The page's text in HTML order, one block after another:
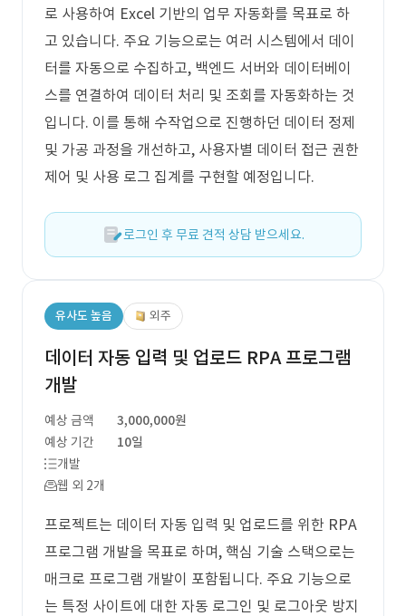
로 사용하여 Excel 기반의 업무 자동화를 목표로 하
고 있습니다. 주요 기능으로는 여러 시스템에서 데이
터를 자동으로 수집하고, 백엔드 서버와 데이터베이
스를 연결하여 데이터 처리 및 조회를 자동화하는 것
입니다. 이를 통해 수작업으로 진행하던 데이터 정제
및 가공 과정을 개선하고, 사용자별 데이터 접근 권한
제어 및 사용 로그 집계를 구현할 예정입니다.
로그인 후 무료 견적 상담 받으세요.
유사도 높음 외주
데이터 자동 입력 및 업로드 RPA 프로그램
개발
예상 금액
3,000,000원
예상 기간
10일
개발
웹 외 2개
프로젝트는 데이터 자동 입력 및 업로드를 위한 RPA
프로그램 개발을 목표로 하며, 핵심 기술 스택으로는
매크로 프로그램 개발이 포함됩니다. 주요 기능으로
는 특정 사이트에 대한 자동 로그인 및 로그아웃 방지